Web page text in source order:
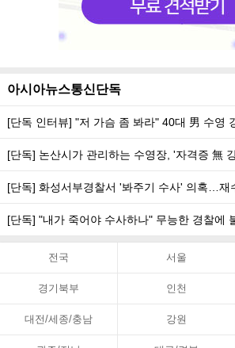
아시아뉴스통신단독
[단독 인터뷰] "저 가슴 좀 봐라" 40대 男 수영
[단독] 논산시가 관리하는 수영장, '자격증 無
[단독] 화성서부경찰서 '봐주기 수사' 의혹…재
[단독] "내가 죽어야 수사하나" 무능한 경찰에
전국 서울
경기북부 인천
대전/세종/충남 강원